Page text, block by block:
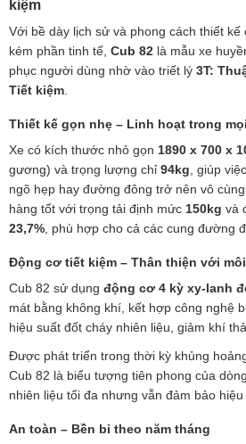
kiệm
Với bề dày lịch sử và phong cách thiết kế
kém phần tinh tế, Cub 82 là mẫu xe
phục người dùng nhờ vào triết lý 3T:
Tiết kiệm
Thiết kế gọn nhẹ – Linh hoạt trong
Xe có kích thước nhỏ gọn 1890 x 700 x
gương) và trọng lượng chỉ 94kg , giúp
ngõ hẹp hay đường đông trở nên vô
hàng tốt với trọng tải định mức 150kg và
23,7% , phù hợp cho cả các cung đường
Động cơ tiết kiệm – Thân thiện với
Cub 82 sử dụng động cơ 4 kỳ xy-lanh
mát bằng không khí, kết hợp công nghệ
hiệu suất đốt cháy nhiên liệu, giảm khí
Được phát triển trong thời kỳ khủng
Cub 82 là biểu tượng tiên phong của
nhiên liệu tối đa nhưng vẫn đảm bảo
An toàn – Bền bỉ theo năm tháng